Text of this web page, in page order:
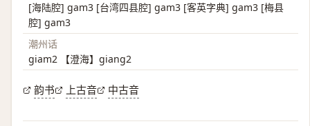
[海陆腔] gam3 [台湾四县腔] gam3 [客英字典] gam3 [梅县
腔] gam3
潮州话
giam2 【澄海】giang2
韵书 上古音 中古音